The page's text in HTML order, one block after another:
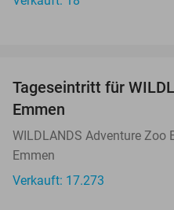
Tageseintritt für
Emmen
WILDLANDS Adventure Zoo
Emmen
Verkauft: 17.273